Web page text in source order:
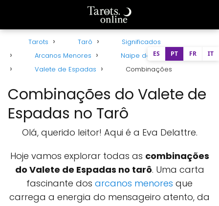
Tarots Tarô
Significados
Arcanos Menores
Naipe de Espadas
Valete de Espadas
Combinações
Combinações do Valete de
Espadas no Tarô
Olá, querido leitor! Aqui é a Eva Delattre.
Hoje vamos explorar todas as combinações
do Valete de Espadas no tarô. Uma carta
fascinante dos arcanos menores que
carrega a energia do mensageiro atento, da
ES PT FR IT